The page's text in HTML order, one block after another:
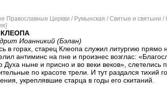
Православные Церкви / Румынская / Святые и святыни /
Иоанникий (Бэлан)
в горах, старец Клеопа служил литургию прямо
антиминс на пне и произнес возглас:
Духа ныне и присно и во веки веков», слетелись
по красоте трели. И тут раздался тихий
укреплявшие старца в годы его скитаний.